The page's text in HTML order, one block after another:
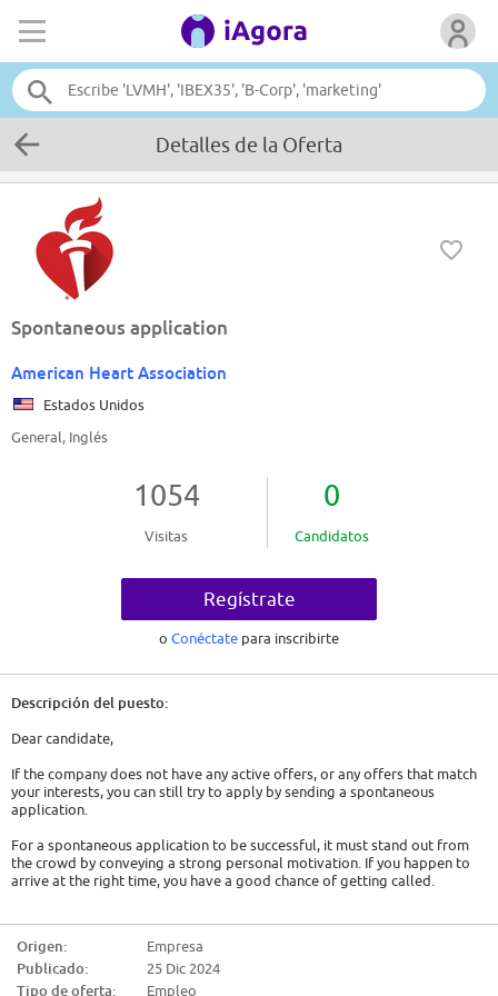
Detalles de la Oferta
Spontaneous application
American Heart Association
Estados Unidos
General, Inglés
1054
Visitas
0
Candidatos
Regístrate
o Conéctate para inscribirte
Descripción del puesto:
Dear candidate,
If the company does not have any active offers, or any offers that match
your interests, you can still try to apply by sending a spontaneous
application.
For a spontaneous application to be successful, it must stand out from
the crowd by conveying a strong personal motivation. If you happen to
arrive at the right time, you have a good chance of getting called.
- Show genuine interest. Either it is a company that has interested you for
a long time and you will have to convey this, or you must act as if. You will
have to find out about the company, its history, its activity and the
Origen:
Empresa
Publicado:
25 Dic 2024
Tipo de oferta:
Empleo